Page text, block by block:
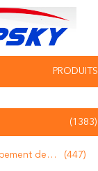
PRODUITS
(1383)
Contre- équipement de terrorisme (447)